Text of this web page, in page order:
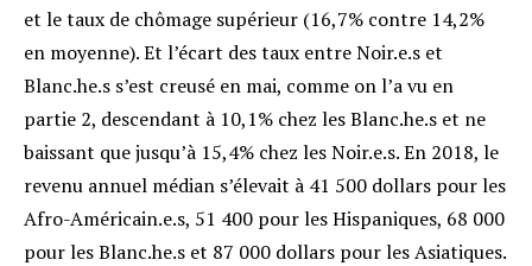
et le taux de chômage supérieur (16,7% contre 14,2%
en moyenne). Et l’écart des taux entre Noir.e.s et
Blanc.he.s s’est creusé en mai, comme on l’a vu en
partie 2, descendant à 10,1% chez les Blanc.he.s et ne
baissant que jusqu’à 15,4% chez les Noir.e.s. En 2018, le
revenu annuel médian s’élevait à 41 500 dollars pour les
Afro-Américain.e.s, 51 400 pour les Hispaniques, 68 000
pour les Blanc.he.s et 87 000 dollars pour les Asiatiques.